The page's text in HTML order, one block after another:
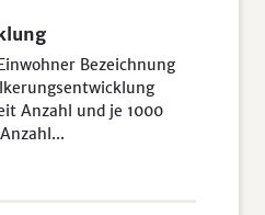
Bezeichnung
Anzahl und je 1000